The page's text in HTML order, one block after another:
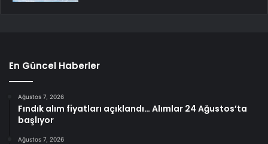
En Güncel Haberler
Ağustos 7, 2026
Fındık alım fiyatları açıklandı… Alımlar 24 Ağustos’ta
başlıyor
Ağustos 7, 2026